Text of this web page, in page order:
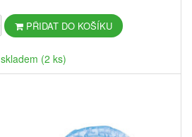
PŘIDAT DO KOŠÍKU
skladem (2 ks)